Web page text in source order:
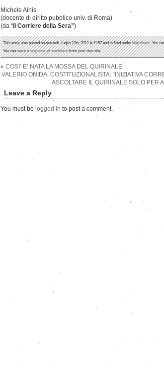
Michele Ainis
(docente di diritto pubblico univ. di Roma)
(da “ Il Corriere della Sera”)
This entry was posted on martedì, Luglio 17th, 2012 at 11:57 and is filed underNapolitano. You
You canleave a response, ortrackbackfrom your own site.
« COSI’ E’ NATA LA MOSSA DEL QUIRINALE
VALERIO ONIDA, COSTITUZIONALISTA: “INIZIATIVA
ASCOLTARE IL QUIRINALE SOLO PER
Leave a Reply
You must be logged in to post a comment.